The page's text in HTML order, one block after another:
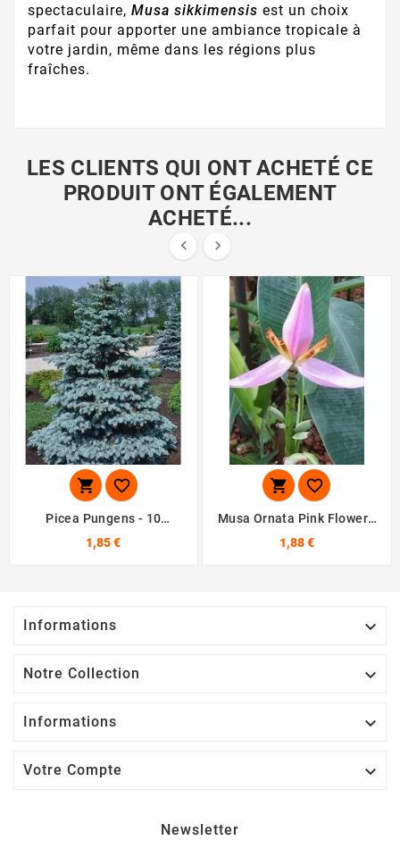
spectaculaire, Musa sikkimensis est un choix
parfait pour apporter une ambiance tropicale à
votre jardin, même dans les régions plus
fraîches.
LES CLIENTS QUI ONT ACHETÉ CE
PRODUIT ONT ÉGALEMENT
ACHETÉ...
 
 
Picea Pungens - 10
1,85 €
 
Musa Ornata Pink Flower -
1,88 €
Informations 
Notre Collection 
Informations 
Votre Compte 
Newsletter